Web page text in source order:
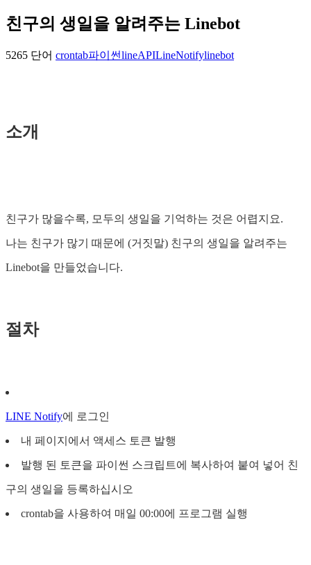
친구의 생일을 알려주는 Linebot
5265 단어 crontab파이썬lineAPILineNotifylinebot
소개
친구가 많을수록, 모두의 생일을 기억하는 것은 어렵지요.
나는 친구가 많기 때문에 (거짓말) 친구의 생일을 알려주는
Linebot을 만들었습니다.
절차
LINE Notify에 로그인
내 페이지에서 액세스 토큰 발행
발행 된 토큰을 파이썬 스크립트에 복사하여 붙여 넣어 친
구의 생일을 등록하십시오
crontab을 사용하여 매일 00:00에 프로그램 실행